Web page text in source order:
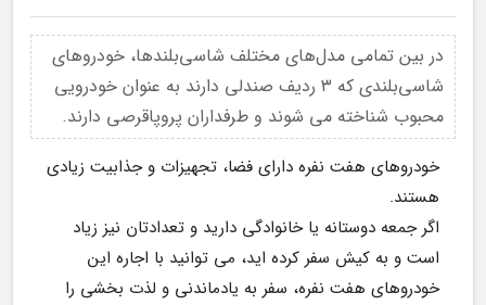
در بین تمامی مدل‌های مختلف شاسی‌بلند‌ها، خودروهای
شاسی‌بلندی که ۳ ردیف صندلی دارند به عنوان خودرویی
محبوب شناخته می شوند و طرفداران پروپاقرصی دارند.
هستند.